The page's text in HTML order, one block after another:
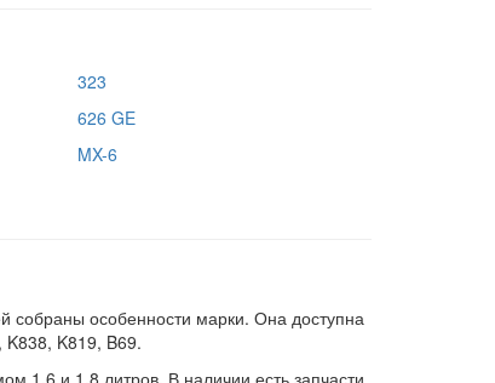
323
626 GE
MX-6
собраны особенности марки. Она доступна
K819, B69.